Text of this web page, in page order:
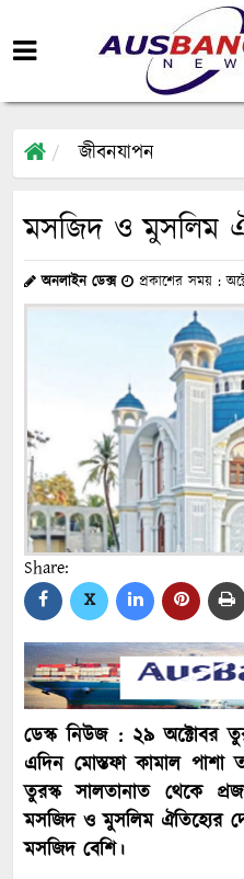
জীবনযাপন
মসজিদ ও মুসলিম
অনলাইন ডেক্স প্রকাশের সময় :
Share:
X
ডেস্ক নিউজ : ২৯ অক্টোবর
এদিন মোস্তফা কামাল পাশা
তুরস্ক সালতানাত থেকে
মসজিদ ও মুসলিম ঐতিহ্যের
মসজিদ বেশি।